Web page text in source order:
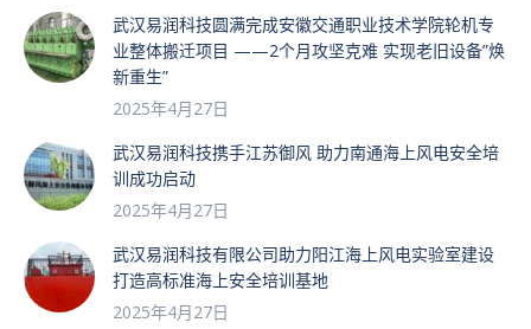
武汉易润科技圆满完成安徽交通职业技术学院轮机专
业整体搬迁项目 ——2个月攻坚克难 实现老旧设备”焕
新重生”
2025年4月27日
武汉易润科技携手江苏御风 助力南通海上风电安全培
训成功启动
2025年4月27日
武汉易润科技有限公司助力阳江海上风电实验室建设
打造高标准海上安全培训基地
2025年4月27日